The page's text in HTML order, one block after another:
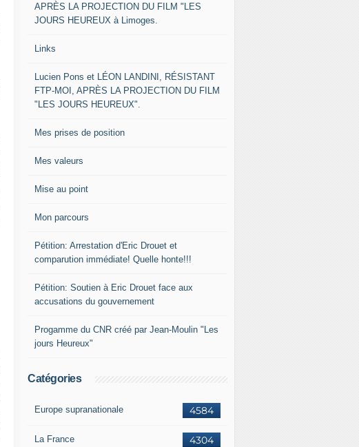
APRÈS LA PROJECTION DU FILM "LES
JOURS HEUREUX à Limoges.
Links
Lucien Pons et LÉON LANDINI, RÉSISTANT
FTP-MOI, APRÈS LA PROJECTION DU FILM
"LES JOURS HEUREUX".
Mes prises de position
Mes valeurs
Mise au point
Mon parcours
Pétition: Arrestation d'Eric Drouet et
comparution immédiate! Quelle honte!!!
Pétition: Soutien à Eric Drouet face aux
accusations du gouvernement
Progamme du CNR créé par Jean-Moulin "Les
jours Heureux"
Catégories
4584
Europe supranationale
4304
La France